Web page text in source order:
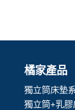
橘家產品
獨立筒床墊
獨立筒+乳膠